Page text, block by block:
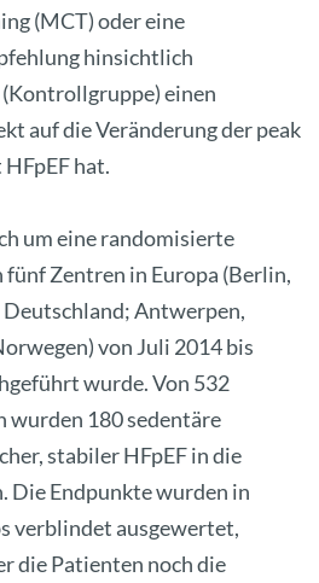
(MCT) oder eine
hinsichtlich
einen
auf die Veränderung der peak
hat.
um eine randomisierte
fünf Zentren in Europa (Berlin,
Antwerpen,
von Juli 2014 bis
wurde. Von 532
wurden 180 sedentäre
stabiler HFpEF in die
Die Endpunkte wurden in
verblindet ausgewertet,
die Patienten noch die